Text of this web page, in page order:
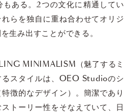
もある。2つの文化に精通してい
らを独自に重ね合わせてオリジ
生み出すことができる。
MINIMALISM（魅了するミ
るスタイルは、OEO Studioのシ
徴的なデザイン）。簡潔であり
トーリー性をそなえていて、日